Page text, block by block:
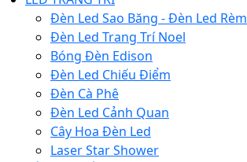
Đèn Led Sao Băng - Đèn Led Rèm
Đèn Led Trang Trí Noel
Bóng Đèn Edison
Đèn Led Chiếu Điểm
Đèn Cà Phê
Đèn Led Cảnh Quan
Cây Hoa Đèn Led
Laser Star Shower